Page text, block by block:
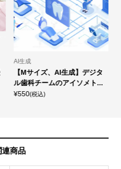
AI生成
【Mサイズ、AI生成】デジタ
ル歯科チームのアイソメト...
¥550(税込)
連商品